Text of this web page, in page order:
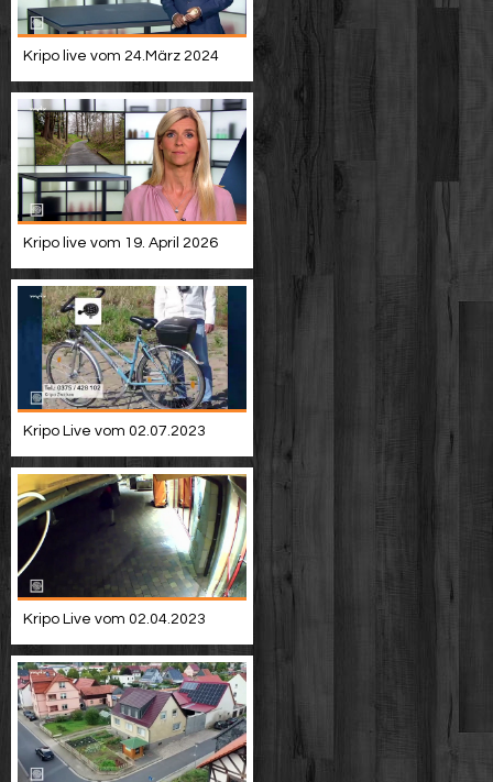
Kripo live vom 24.März 2024
Kripo live vom 19. April 2026
Kripo Live vom 02.07.2023
Kripo Live vom 02.04.2023